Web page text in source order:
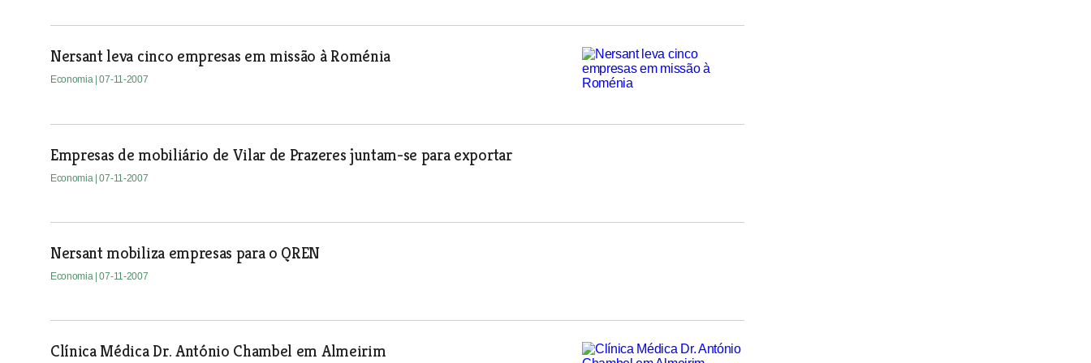
Nersant leva cinco empresas em missão à Roménia
Economia | 07-11-2007
Empresas de mobiliário de Vilar de Prazeres juntam-se para exportar
Economia | 07-11-2007
Nersant mobiliza empresas para o QREN
Economia | 07-11-2007
Clínica Médica Dr. António Chambel em Almeirim